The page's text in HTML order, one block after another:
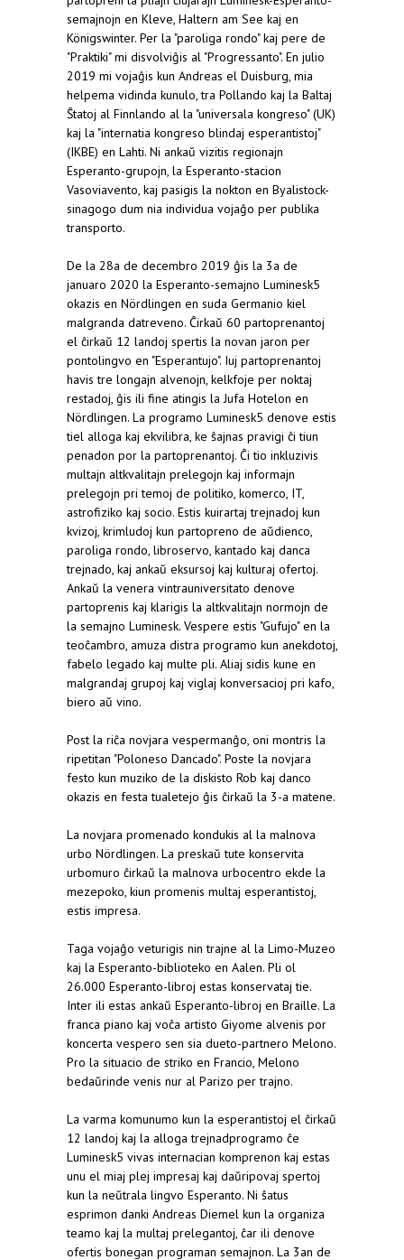
semajnojn en Kleve, Haltern am See kaj en
Königswinter. Per la "paroliga rondo" kaj pere de
"Praktiki" mi disvolviĝis al "Progressanto". En julio
2019 mi vojaĝis kun Andreas el Duisburg, mia
helpema vidinda kunulo, tra Pollando kaj la Baltaj
Ŝtatoj al Finnlando al la "universala kongreso" (UK)
kaj la "internatia kongreso blindaj esperantistoj"
(IKBE) en Lahti. Ni ankaŭ vizitis regionajn
Esperanto-grupojn, la Esperanto-stacion
Vasoviavento, kaj pasigis la nokton en Byalistock-
sinagogo dum nia individua vojaĝo per publika
transporto.
De la 28a de decembro 2019 ĝis la 3a de
januaro 2020 la Esperanto-semajno Luminesk5
okazis en Nördlingen en suda Germanio kiel
malgranda datreveno. Ĉirkaŭ 60 partoprenantoj
el ĉirkaŭ 12 landoj spertis la novan jaron per
pontolingvo en "Esperantujo". Iuj partoprenantoj
havis tre longajn alvenojn, kelkfoje per noktaj
restadoj, ĝis ili fine atingis la Jufa Hotelon en
Nördlingen. La programo Luminesk5 denove estis
tiel alloga kaj ekvilibra, ke ŝajnas pravigi ĉi tiun
penadon por la partoprenantoj. Ĉi tio inkluzivis
multajn altkvalitajn prelegojn kaj informajn
prelegojn pri temoj de politiko, komerco, IT,
astrofiziko kaj socio. Estis kuirartaj trejnadoj kun
kvizoj, krimludoj kun partopreno de aŭdienco,
paroliga rondo, libroservo, kantado kaj danca
trejnado, kaj ankaŭ eksursoj kaj kulturaj ofertoj.
Ankaŭ la venera vintrauniversitato denove
partoprenis kaj klarigis la altkvalitajn normojn de
la semajno Luminesk. Vespere estis "Gufujo" en la
teoĉambro, amuza distra programo kun anekdotoj,
fabelo legado kaj multe pli. Aliaj sidis kune en
malgrandaj grupoj kaj viglaj konversacioj pri kafo,
biero aŭ vino.
Post la riĉa novjara vespermanĝo, oni montris la
ripetitan "Poloneso Dancado". Poste la novjara
festo kun muziko de la diskisto Rob kaj danco
okazis en festa tualetejo ĝis ĉirkaŭ la 3-a matene.
La novjara promenado kondukis al la malnova
urbo Nördlingen. La preskaŭ tute konservita
urbomuro ĉirkaŭ la malnova urbocentro ekde la
mezepoko, kiun promenis multaj esperantistoj,
estis impresa.
Taga vojaĝo veturigis nin trajne al la Limo-Muzeo
kaj la Esperanto-biblioteko en Aalen. Pli ol
26.000 Esperanto-libroj estas konservataj tie.
Inter ili estas ankaŭ Esperanto-libroj en Braille. La
franca piano kaj voĉa artisto Giyome alvenis por
koncerta vespero sen sia dueto-partnero Melono.
Pro la situacio de striko en Francio, Melono
bedaŭrinde venis nur al Parizo per trajno.
La varma komunumo kun la esperantistoj el ĉirkaŭ
12 landoj kaj la alloga trejnadprogramo ĉe
Luminesk5 vivas internacian komprenon kaj estas
unu el miaj plej impresaj kaj daŭripovaj spertoj
kun la neŭtrala lingvo Esperanto. Ni ŝatus
esprimon danki Andreas Diemel kun la organiza
teamo kaj la multaj prelegantoj, ĉar ili denove
ofertis bonegan programan semajnon. La 3an de